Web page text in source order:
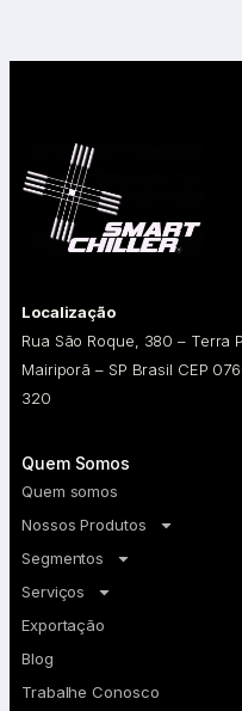
Localização
Rua São Roque, 380 – Terra
Mairiporã – SP Brasil CEP
320
Quem Somos
Quem somos
Nossos Produtos
Segmentos
Serviços
Exportação
Blog
Trabalhe Conosco